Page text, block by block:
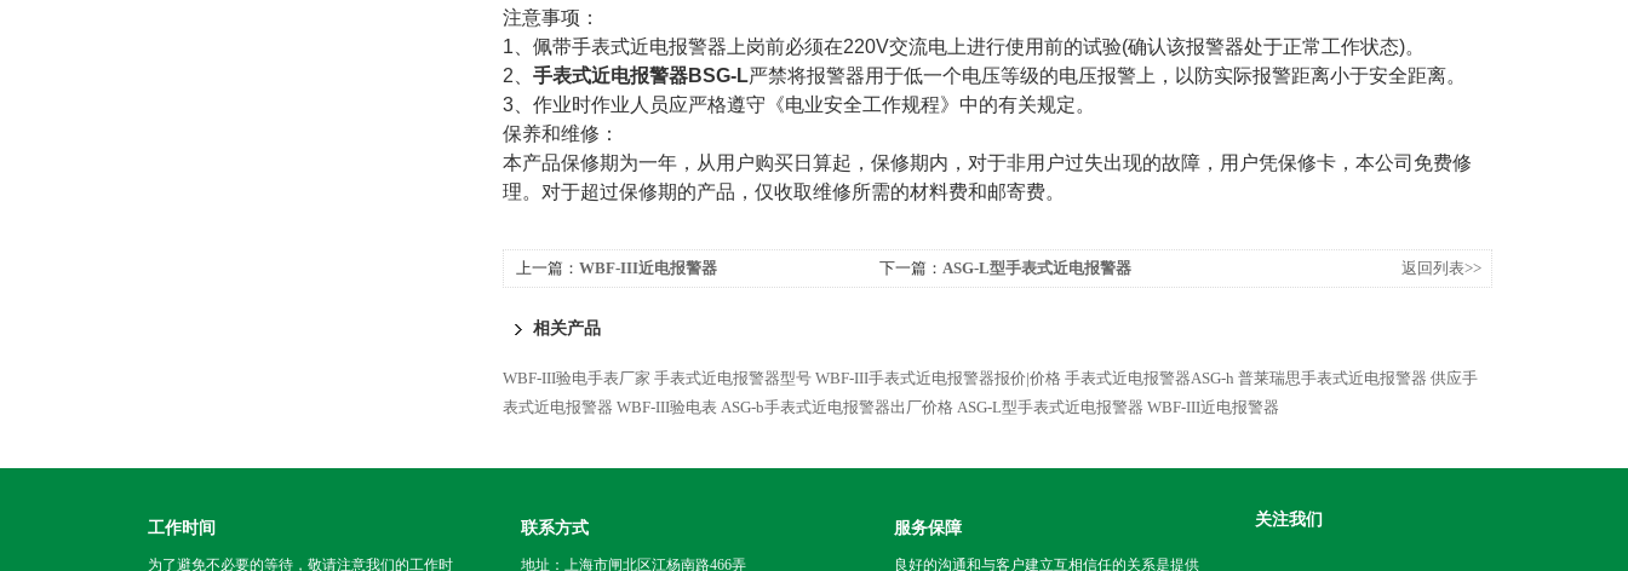
注意事项：
1、佩带手表式近电报警器上岗前必须在220V交流电上进行使用前的试验(确认该报警器处于正常工作状态)。
2、 手表式近电报警器BSG-L严禁将报警器用于低一个电压等级的电压报警上，以防实际报警距离小于安全距离。
3、作业时作业人员应严格遵守《电业安全工作规程》中的有关规定。
保养和维修：
本产品保修期为一年，从用户购买日算起，保修期内，对于非用户过失出现的故障，用户凭保修卡，本公司免费修
理。对于超过保修期的产品，仅收取维修所需的材料费和邮寄费。
上一篇： WBF-III近电报警器 下一篇： ASG-L型手表式近电报警器 返回列表>>
相关产品
WBF-III验电手表厂家 手表式近电报警器型号 WBF-III手表式近电报警器报价|价格 手表式近电报警器ASG-h 普莱瑞思手表式近电报警器 供应手
表式近电报警器 WBF-III验电表 ASG-b手表式近电报警器出厂价格 ASG-L型手表式近电报警器 WBF-III近电报警器
工作时间
为了避免不必要的等待，敬请注意我们的工作时
联系方式
地址：上海市闸北区江杨南路466弄
服务保障
良好的沟通和与客户建立互相信任的关系是提供
关注我们